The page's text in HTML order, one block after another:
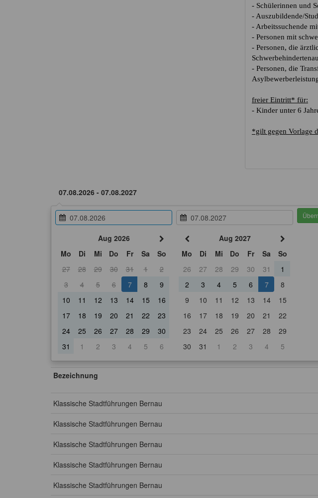
- Schülerinnen und
- Auszubildende/
- Arbeitssuchende
- Personen mit
- Personen, die
- Personen, die
freier Eintritt* für:
- Kinder unter 6
*gilt gegen Vorlage
Bezeichnung
Klassische Stadtführungen Bernau
Klassische Stadtführungen Bernau
Klassische Stadtführungen Bernau
Klassische Stadtführungen Bernau
Klassische Stadtführungen Bernau
Aug 2026
Mo
Di Mi Do Fr Sa
So
27
28 29 30 31 1
2
3
4 5 6 7 8
9
10
11 12 13 14 15
16
17
18 19 20 21 22
23
24
25 26 27 28 29
30
31
1 2 3 4 5 6
Aug 2027
Mo
Di Mi Do Fr Sa
So
26
27 28 29 30 31
1
2
3 4 5 6 7
8
9
10 11 12 13 14
15
16
17 18 19 20 21
22
23
24 25 26 27 28
29
30
31 1 2 3 4 5